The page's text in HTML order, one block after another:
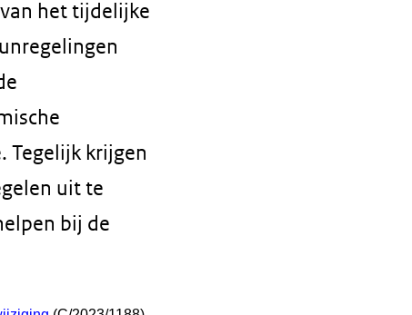
het tijdelijke
Tegelijk krijgen
uit te
bij de